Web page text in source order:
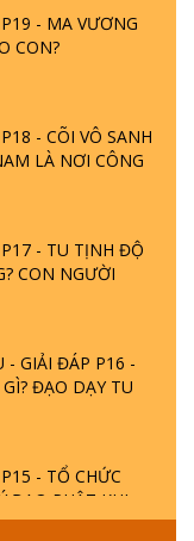
- MA VƯƠNG
CON?
- CÕI VÔ SANH
LÀ NƠI CÔNG
- TU TỊNH ĐỘ
CON NGƯỜI
GIẢI ĐÁP P16 -
ĐẠO DẠY TU
- TỔ CHỨC
ĐẠO PHẬT KHI